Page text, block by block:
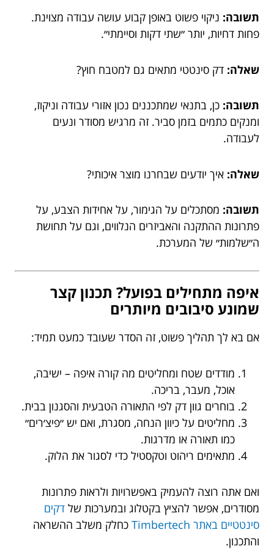
תשובה: ניקוי פשוט באופן קבוע עושה עבודה מצוינת.
פחות דחיות, יותר ״שתי דקות וסיימתי״.
שאלה: דק סינטטי מתאים גם למטבח חוץ?
תשובה: כן, בתנאי שמתכננים נכון אזורי עבודה וניקוז,
ומנקים כתמים בזמן סביר. זה מרגיש מסודר ונעים
לעבודה.
שאלה: איך יודעים שבחרנו מוצר איכותי?
תשובה: מסתכלים על הגימור, על אחידות הצבע, על
פתרונות ההתקנה והאביזרים הנלווים, וגם על תחושת
ה״שלמות״ של המערכת.
איפה מתחילים בפועל? תכנון קצר
שמונע סיבובים מיותרים
אם בא לך תהליך פשוט, זה הסדר שעובד כמעט תמיד:
מודדים שטח ומחליטים מה קורה איפה – ישיבה,
אוכל, מעבר, בריכה.
בוחרים גוון דק לפי התאורה הטבעית והסגנון בבית.
מחליטים על כיוון הנחה, מסגרת, ואם יש ״פיצ׳רים״
כמו תאורה או מדרגות.
מתאימים ריהוט וטקסטיל כדי לסגור את הלוק.
ואם אתה רוצה להעמיק באפשרויות ולראות פתרונות
מסודרים, אפשר להציץ בקטלוג ובמערכות של דקים
סינטטיים באתר Timbertech
כחלק משלב ההשראה
והתכנון.